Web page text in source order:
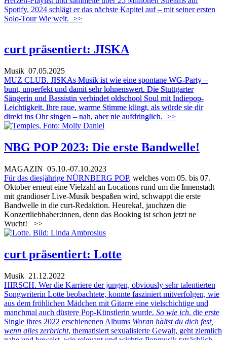
Spotify. 2024 schlägt er das nächste Kapitel auf – mit seiner ersten
Solo-Tour Wie weit. >>
curt präsentiert: JISKA
Musik 07.05.2025
MUZ CLUB. JISKAs Musik ist wie eine spontane WG-Party –
bunt, unperfekt und damit sehr lohnenswert. Die Stuttgarter
Sängerin und Bassistin verbindet oldschool Soul mit Indiepop-
Leichtigkeit. Ihre raue, warme Stimme klingt, als würde sie dir
direkt ins Ohr singen – nah, aber nie aufdringlich. >>
NBG POP 2023: Die erste Bandwelle!
MAGAZIN 05.10.-07.10.2023
Für das diesjährige NÜRNBERG POP, welches vom 05. bis 07.
Oktober erneut eine Vielzahl an Locations rund um die Innenstadt
mit grandioser Live-Musik bespaßen wird, schwappt die erste
Bandwelle in die curt-Redaktion. Heureka!, jauchzen die
Konzertliebhaber:innen, denn das Booking ist schon jetzt ne
Wucht!
>>
curt präsentiert: Lotte
Musik 21.12.2022
HIRSCH. Wer die Karriere der jungen, obviously sehr talentierten
Songwriterin Lotte beobachtete, konnte fasziniert mitverfolgen, wie
aus dem fröhlichen Mädchen mit Gitarre eine vielschichtige und
manchmal auch düstere Pop-Künstlerin wurde. So wie ich, die erste
Single ihres 2022 erschienenen Albums Woran hältst du dich fest,
wenn alles zerbricht, thematisiert sexualisierte Gewalt, geht ziemlich